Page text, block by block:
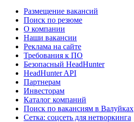
Размещение вакансий
Поиск по резюме
О компании
Наши вакансии
Реклама на сайте
Требования к ПО
Безопасный HeadHunter
HeadHunter API
Партнерам
Инвесторам
Каталог компаний
Поиск по вакансиям в Валуйках
Сетка: соцсеть для нетворкинга